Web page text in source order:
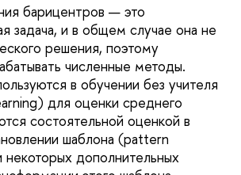
барицентров — это
задача, и в общем случае она не
решения, поэтому
численные методы.
в обучении без учителя
для оценки среднего
состоятельной оценкой в
шаблона (pattern
дополнительных